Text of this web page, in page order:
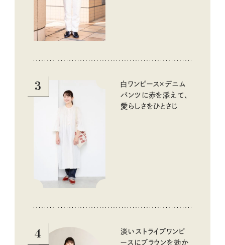
3
白ワンピース×デニム
パンツに赤を添えて、
愛らしさをひとさじ
4
淡いストライプワンピ
ースにブラウンを効か